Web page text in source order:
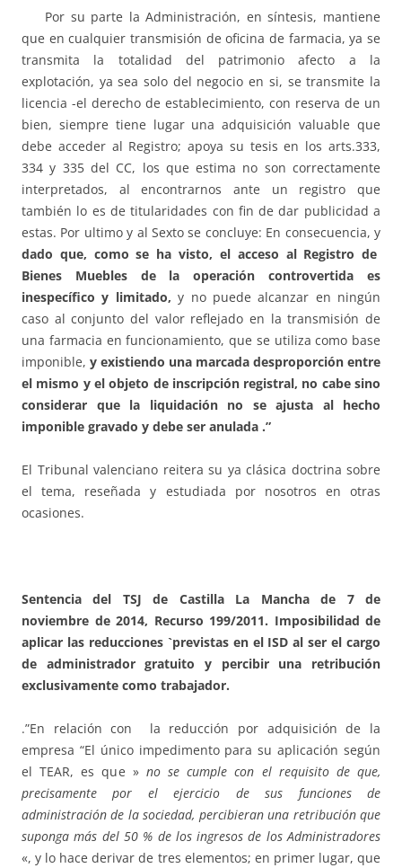
Por su parte la Administración, en síntesis, mantiene
que en cualquier transmisión de oficina de farmacia, ya se
transmita la totalidad del patrimonio afecto a la
explotación, ya sea solo del negocio en si, se transmite la
licencia -el derecho de establecimiento, con reserva de un
bien, siempre tiene lugar una adquisición valuable que
debe acceder al Registro; apoya su tesis en los arts.333,
334 y 335 del CC, los que estima no son correctamente
interpretados, al encontrarnos ante un registro que
también lo es de titularidades con fin de dar publicidad a
estas. Por ultimo y al Sexto se concluye: En consecuencia, y
dado que, como se ha visto, el acceso al Registro de
Bienes Muebles de la operación controvertida es
inespecífico y limitado,y no puede alcanzar en ningún
caso al conjunto del valor reflejado en la transmisión de
una farmacia en funcionamiento, que se utiliza como base
imponible, y existiendo una marcada desproporción entre
el mismo y el objeto de inscripción registral, no cabe sino
considerar que la liquidación no se ajusta al hecho
imponible gravado y debe ser anulada .”
El Tribunal valenciano reitera su ya clásica doctrina sobre
el tema, reseñada y estudiada por nosotros en otras
ocasiones.
Sentencia del TSJ de Castilla La Mancha de 7 de
noviembre de 2014, Recurso 199/2011. Imposibilidad de
aplicar las reducciones `previstas en el ISD al ser el cargo
de administrador gratuito y percibir una retribución
exclusivamente como trabajador.
.”En relación con la reducción por adquisición de la
empresa “El único impedimento para su aplicación según
el TEAR, es que » no se cumple con el requisito de que,
precisamente por el ejercicio de sus funciones de
administración de la sociedad, percibieran una retribución que
suponga más del 50 % de los ingresos de los Administradores
«, y lo hace derivar de tres elementos; en primer lugar, que